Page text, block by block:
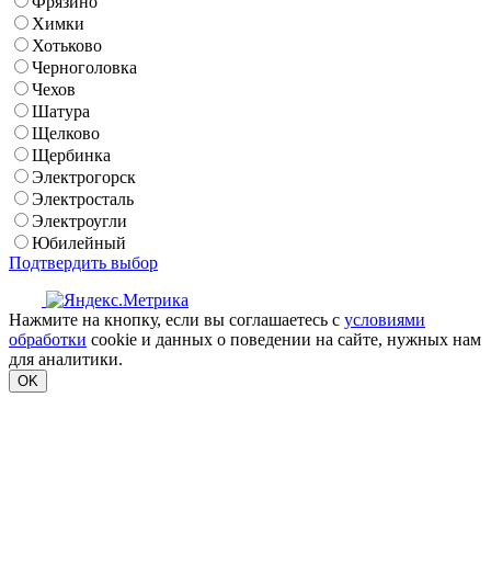
Химки
Хотьково
Черноголовка
Чехов
Шатура
Щелково
Щербинка
Электрогорск
Электросталь
Электроугли
Юбилейный
Подтвердить выбор
Нажмите на кнопку, если вы соглашаетесь с условиями
обработки cookie и данных о поведении на сайте, нужных нам
для аналитики.
OK